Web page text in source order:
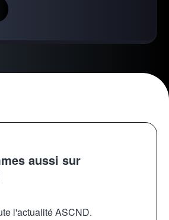
aussi sur
l'actualité ASCND.